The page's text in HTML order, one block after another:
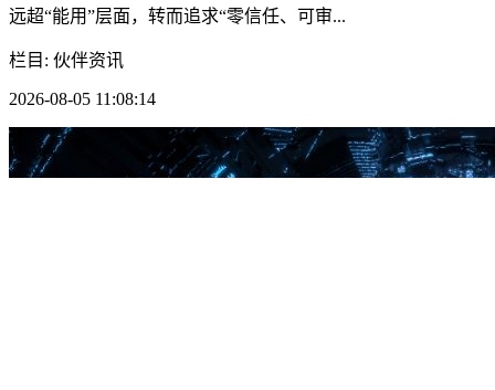
远超“能用”层面，转而追求“零信任、可审...
栏目: 伙伴资讯
2026-08-05 11:08:14